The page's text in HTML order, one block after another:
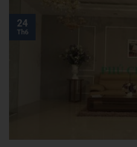
24
Th6